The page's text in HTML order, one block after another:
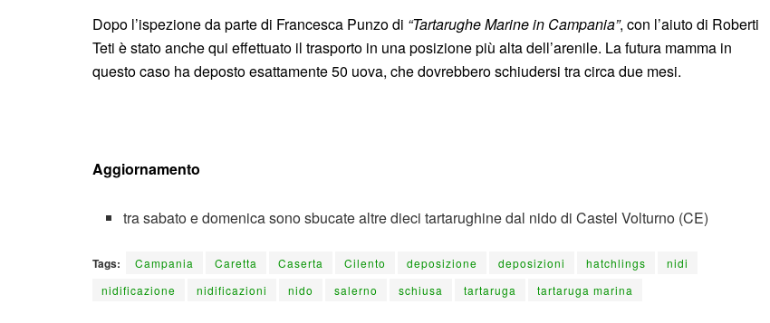
Dopo l’ispezione da parte di Francesca Punzo di “Tartarughe Marine in Campania”, con l’aiuto di Roberti
Teti è stato anche qui effettuato il trasporto in una posizione più alta dell’arenile. La futura mamma in
questo caso ha deposto esattamente 50 uova, che dovrebbero schiudersi tra circa due mesi.
Aggiornamento
tra sabato e domenica sono sbucate altre dieci tartarughine dal nido di Castel Volturno (CE)
Tags: Campania Caretta Caserta Cilento deposizione deposizioni hatchlings
nidi
nidificazione
nidificazioni nido salerno schiusa tartaruga tartaruga marina